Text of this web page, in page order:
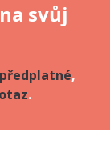
svůj
předplatné,
.